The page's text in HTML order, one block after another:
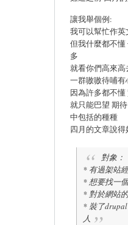
讓我舉個例:
我可以幫忙作英
但我什麼都不懂
多
就看你們高來
一群嗷嗷待哺
因為許多都不
就只能巴望 期
中包括的種種
四月的文章說得
對象：
* 有過架站
* 想要找一
* 對於網站
* 裝了
人